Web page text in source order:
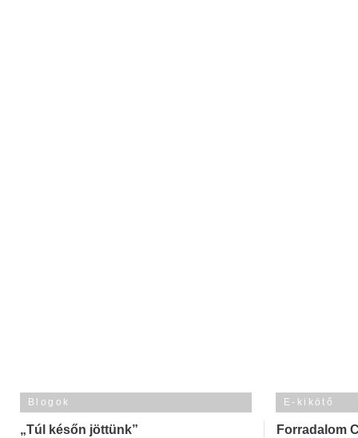
Blogok
„Túl későn jöttünk”
E-kikötő
Forradalom